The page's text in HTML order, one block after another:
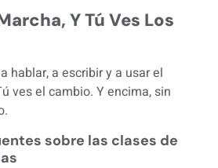
Y Tú Ves Los
hablar, a escribir y a usar el
ves el cambio. Y encima, sin
sobre las clases de